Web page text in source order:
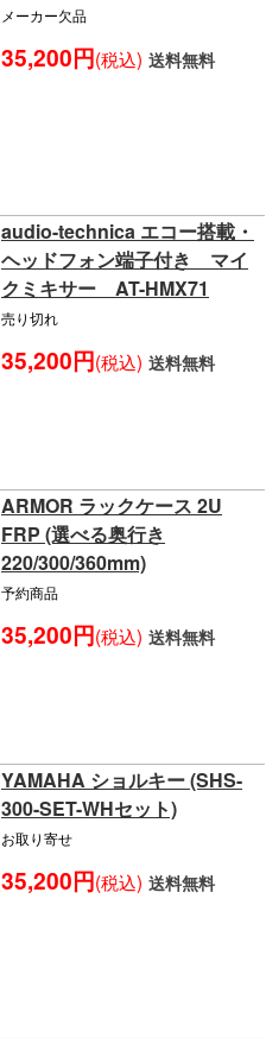
メーカー欠品
35,200円(税込) 送料無料
audio-technica エコー搭載・
ヘッドフォン端子付き マイ
クミキサー AT-HMX71
売り切れ
35,200円(税込) 送料無料
ARMOR ラックケース 2U
FRP (選べる奥行き
220/300/360mm)
予約商品
35,200円(税込) 送料無料
YAMAHA ショルキー (SHS-
300-SET-WHセット)
お取り寄せ
35,200円(税込) 送料無料